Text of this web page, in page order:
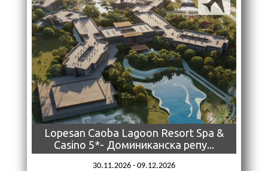
Lopesan Caoba Lagoon Resort Spa &
Casino 5*- Доминиканска репу...
30.11.2026 - 09.12.2026